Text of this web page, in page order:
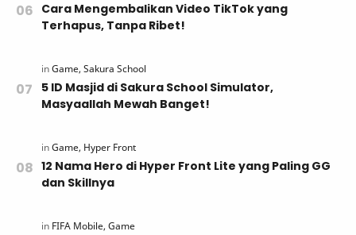
Cara Mengembalikan Video TikTok yang
Terhapus, Tanpa Ribet!
5 ID Masjid di Sakura School Simulator,
Masyaallah Mewah Banget!
12 Nama Hero di Hyper Front Lite yang Paling GG
dan Skillnya